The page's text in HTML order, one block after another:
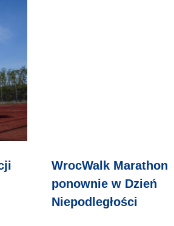
WrocWalk Marathon
ponownie w Dzień
Niepodległości